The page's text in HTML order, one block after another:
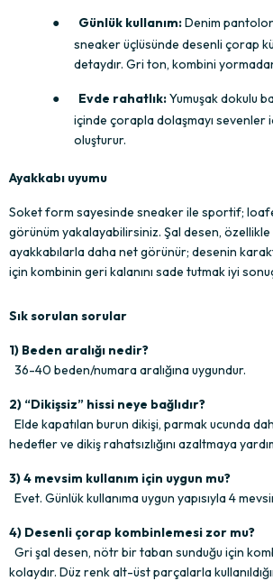
● Günlük kullanım: Denim
sneaker üçlüsünde desenli çorap
detaydır. Gri ton, kombini
● Evde rahatlık: Yumuşak dokulu
içinde çorapla dolaşmayı sevenler
oluşturur.
Ayakkabı uyumu
Soket form sayesinde sneaker ile sportif;
görünüm yakalayabilirsiniz. Şal desen,
ayakkabılarla daha net görünür; desenin
için kombinin geri kalanını sade tutmak iyi
Sık sorulan sorular
1) Beden aralığı nedir?
36-40 beden/numara aralığına uygundur.
2) “Dikişsiz” hissi neye bağlıdır?
Elde kapatılan burun dikişi, parmak ucunda
hedefler ve dikiş rahatsızlığını azaltmaya
3) 4 mevsim kullanım için uygun mu?
Evet. Günlük kullanıma uygun yapısıyla 4
4) Desenli çorap kombinlemesi zor mu?
Gri şal desen, nötr bir taban sunduğu için
kolaydır. Düz renk alt-üst parçalarla